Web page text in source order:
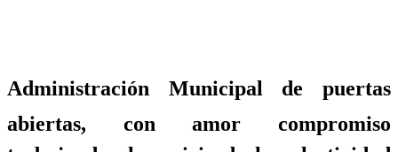
Administración Municipal de puertas
abiertas, con amor compromiso